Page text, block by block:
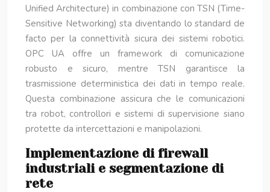
Unified Architecture) in combinazione con TSN (Time-
Sensitive Networking) sta diventando lo standard de
facto per la connettività sicura dei sistemi robotici.
OPC UA offre un framework di comunicazione
robusto e sicuro, mentre TSN garantisce la
trasmissione deterministica dei dati in tempo reale.
Questa combinazione assicura che le comunicazioni
tra robot, controllori e sistemi di supervisione siano
protette da intercettazioni e manipolazioni.
Implementazione di firewall
industriali e segmentazione di
rete